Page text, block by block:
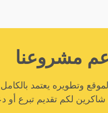
مشروعنا
وتطويره يعتمد
شاكرين لكم تقديم تبرع